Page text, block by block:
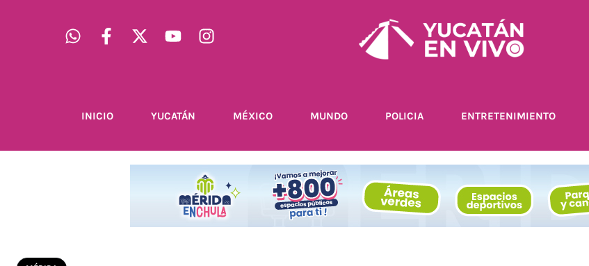
INICIO YUCATÁN MÉXICO MUNDO POLICIA ENTRETENIMIENTO